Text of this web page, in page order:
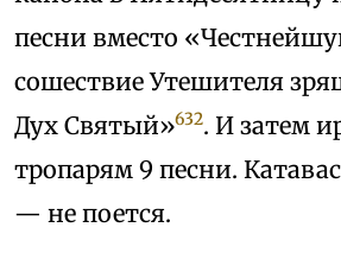
песни вместо
сошествие Утешителя
Дух Святый»632. И затем
тропарям 9 песни.
— не поется.